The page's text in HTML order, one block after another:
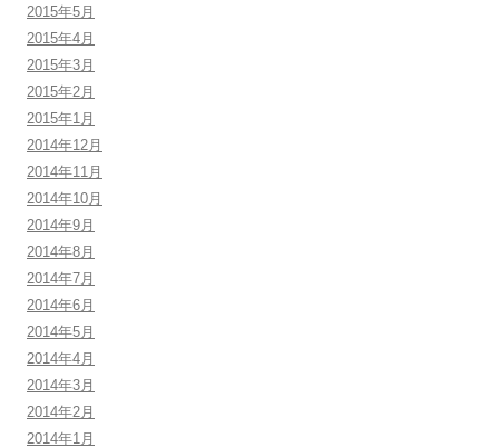
2015年5月
2015年4月
2015年3月
2015年2月
2015年1月
2014年12月
2014年11月
2014年10月
2014年9月
2014年8月
2014年7月
2014年6月
2014年5月
2014年4月
2014年3月
2014年2月
2014年1月